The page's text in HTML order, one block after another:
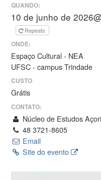
QUANDO:
10 de junho de
Repeats
ONDE:
Espaço Cultural - NEA
UFSC - campus Trindade
CUSTO
Grátis
CONTATO:
Núcleo de Estudos
48 3721-8605
Email
Site do evento